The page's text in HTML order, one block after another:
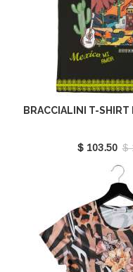
BRACCIALINI T-
$ 103.50 $